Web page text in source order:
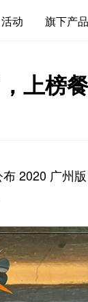
活动 旗下产品
上榜
2020 广州